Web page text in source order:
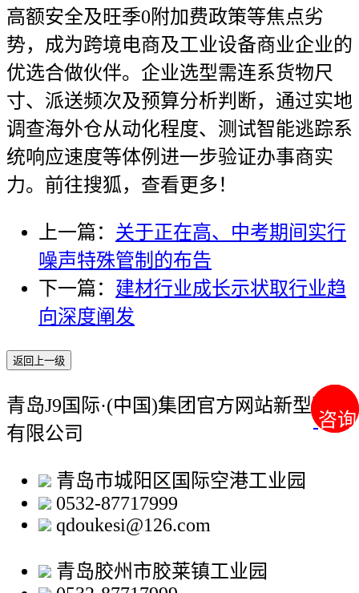
咨询
咨询
高额安全及旺季0附加费政策等焦点劣
势，成为跨境电商及工业设备商业企业的
优选合做伙伴。企业选型需连系货物尺
寸、派送频次及预算分析判断，通过实地
调查海外仓从动化程度、测试智能逃踪系
统响应速度等体例进一步验证办事商实
力。前往搜狐，查看更多！
上一篇： 关于正在高、中考期间实行
噪声特殊管制的布告
下一篇： 建材行业成长示状取行业趋
向深度阐发
返回上一级
青岛J9国际·(中国)集团官方网站新型建材
有限公司
青岛市城阳区国际空港工业园
0532-87717999
qdoukesi@126.com
青岛胶州市胶莱镇工业园